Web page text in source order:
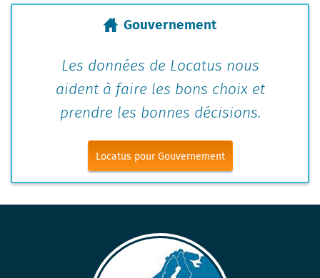
Gouvernement
Les données de Locatus nous
aident à faire les bons choix et
prendre les bonnes décisions.
Locatus pour Gouvernement